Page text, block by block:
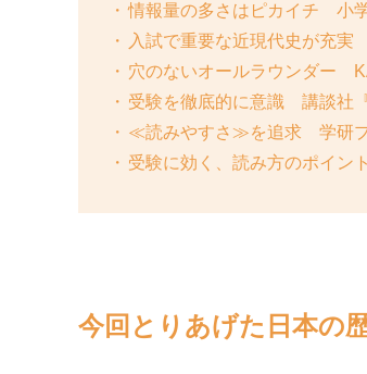
情報量の多さはピカイチ 小
入試で重要な近現代史が充
穴のないオールラウンダー
受験を徹底的に意識 講談社
≪読みやすさ≫を追求 学研プ
受験に効く、読み方のポイント
今回とりあげた日本の